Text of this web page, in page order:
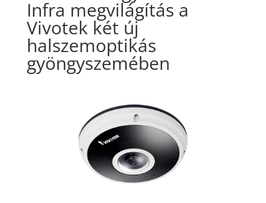
Infra megvilágítás a
Vivotek két új
halszemoptikás
gyöngyszemében